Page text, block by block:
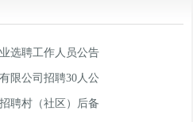
选聘工作人员公告
限公司招聘30人公
聘村（社区）后备